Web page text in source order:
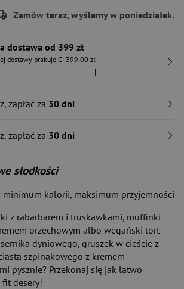
Zamów teraz, wyślemy w poniedziałek.
dostawa od 399 zł
dostawy brakuje Ci 399,00 zł
zapłać za 30 dni
zapłać za 30 dni
słodkości
minimum kalorii, maksimum przyjemności
z rabarbarem i truskawkami, muffinki
orzechowym albo wegański tort
dyniowego, gruszek w cieście z
szpinakowego z kremem
pysznie? Przekonaj się jak łatwo
desery!